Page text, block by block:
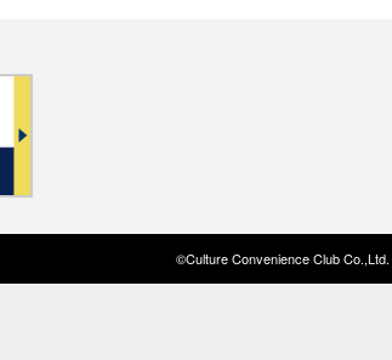
©Culture Convenience Club Co.,Ltd.